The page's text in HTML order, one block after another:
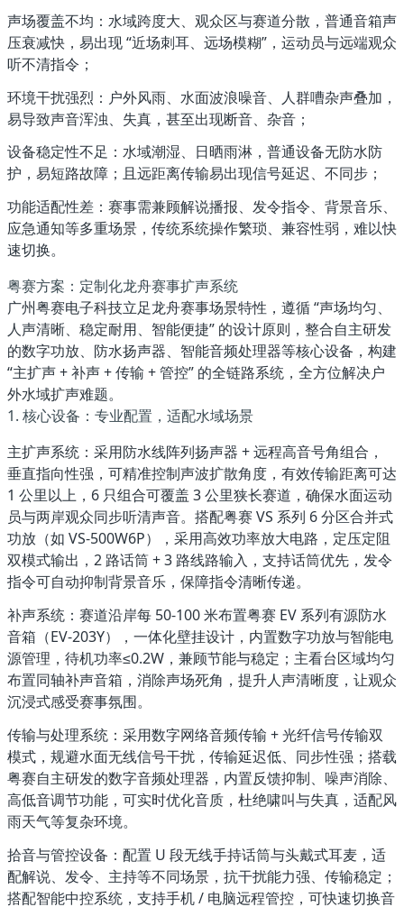
声场覆盖不均 ：水域跨度大、观众区与赛道分散，普通音箱声
压衰减快，易出现 “近场刺耳、远场模糊”，运动员与远端观众
听不清指令；
环境干扰强烈 ：户外风雨、水面波浪噪音、人群嘈杂声叠加，
易导致声音浑浊、失真，甚至出现断音、杂音；
设备稳定性不足 ：水域潮湿、日晒雨淋，普通设备无防水防
护，易短路故障；且远距离传输易出现信号延迟、不同步；
功能适配性差 ：赛事需兼顾解说播报、发令指令、背景音乐、
应急通知等多重场景，传统系统操作繁琐、兼容性弱，难以快
速切换。
粤赛方案：定制化龙舟赛事扩声系统
广州粤赛电子科技立足龙舟赛事场景特性，遵循 “声场均匀、
人声清晰、稳定耐用、智能便捷” 的设计原则，整合自主研发
的数字功放、防水扬声器、智能音频处理器等核心设备，构建
“主扩声 + 补声 + 传输 + 管控” 的全链路系统，全方位解决户
外水域扩声难题。
1. 核心设备：专业配置，适配水域场景
主扩声系统 ：采用防水线阵列扬声器 + 远程高音号角组合，
垂直指向性强，可精准控制声波扩散角度，有效传输距离可达
1 公里以上，6 只组合可覆盖 3 公里狭长赛道，确保水面运动
员与两岸观众同步听清声音。搭配粤赛 VS 系列 6 分区合并式
功放（如 VS-500W6P），采用高效功率放大电路，定压定阻
双模式输出，2 路话筒 + 3 路线路输入，支持话筒优先，发令
指令可自动抑制背景音乐，保障指令清晰传递。
补声系统 ：赛道沿岸每 50-100 米布置粤赛 EV 系列有源防水
音箱（EV-203Y），一体化壁挂设计，内置数字功放与智能电
源管理，待机功率≤0.2W，兼顾节能与稳定；主看台区域均匀
布置同轴补声音箱，消除声场死角，提升人声清晰度，让观众
沉浸式感受赛事氛围。
传输与处理系统 ：采用数字网络音频传输 + 光纤信号传输双
模式，规避水面无线信号干扰，传输延迟低、同步性强；搭载
粤赛自主研发的数字音频处理器，内置反馈抑制、噪声消除、
高低音调节功能，可实时优化音质，杜绝啸叫与失真，适配风
雨天气等复杂环境。
拾音与管控设备 ：配置 U 段无线手持话筒与头戴式耳麦，适
配解说、发令、主持等不同场景，抗干扰能力强、传输稳定；
搭配智能中控系统，支持手机 / 电脑远程管控，可快速切换音